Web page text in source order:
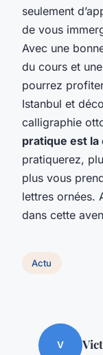
seulement
de vous
Avec une
du cours et
pourrez
Istanbul et
calligraphie
pratique est la
pratiquerez,
plus vous
lettres ornées.
dans cette
Actu
V